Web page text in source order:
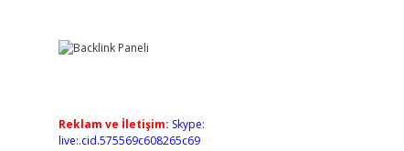
Reklam ve İletişim: Skype:
live:.cid.575569c608265c69